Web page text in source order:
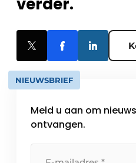
NIEUWSBRIEF
Meld u aan om
ontvangen.